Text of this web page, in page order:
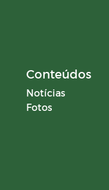
Conteúdos
Notícias
Fotos